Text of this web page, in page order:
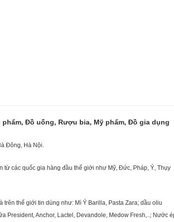
Đồ uống, Rượu bia, Mỹ phẩm, Đồ gia dụng
Đông, Hà Nội.
các quốc gia hàng đầu thế giới như Mỹ, Đức, Pháp, Ý, Thụy
thế giới tin dùng như: Mì Ý Barilla, Pasta Zara; dầu oliu
President, Anchor, Lactel, Devandole, Medow Fresh,..; Nước